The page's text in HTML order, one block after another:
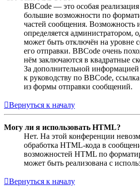
BBCode — это особая
большие возможности по
частей сообщения. Возможность
определяется администратором,
может быть отключён на уровне
его отправки. BBCode очень
нём заключаются в квадратные
За дополнительной информацией
к руководству по BBCode,
из формы отправки сообщений.
Вернуться к началу
Могу ли я использовать HTML?
Нет. На этой конференции
обработка HTML-кода в
возможностей HTML по
может быть реализована с
Вернуться к началу